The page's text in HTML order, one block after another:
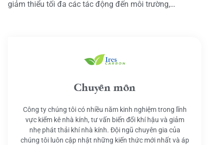
giảm thiểu tối đa các tác động đến môi trường,…
Chuyên môn
Công ty chúng tôi có nhiều năm kinh nghiệm trong lĩnh
vực kiểm kê nhà kính, tư vấn biến đổi khí hậu và giảm
nhẹ phát thải khí nhà kính. Đội ngũ chuyên gia của
chúng tôi luôn cập nhật những kiến thức mới nhất và áp